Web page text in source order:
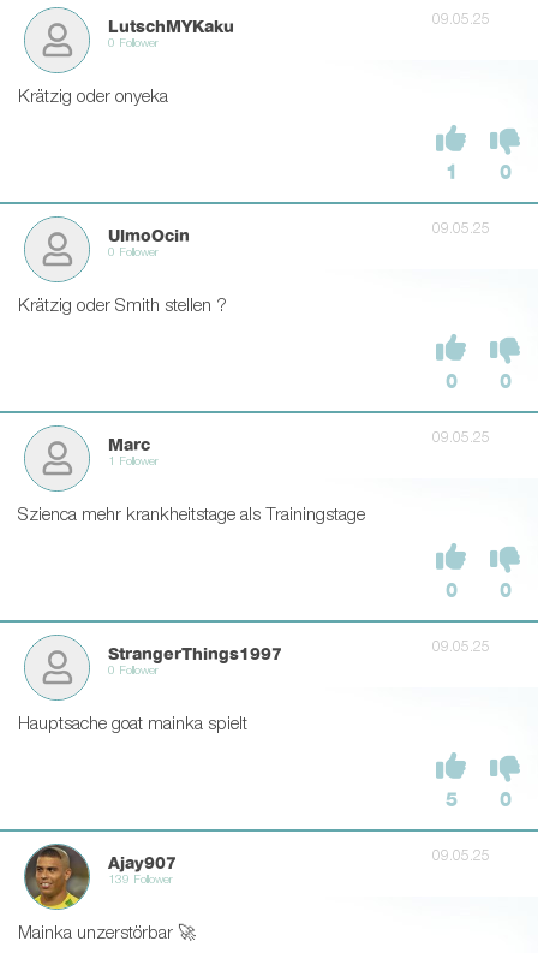
LutschMYKaku
0 Follower
09.05.25
Krätzig oder onyeka
1 0
UlmoOcin
0 Follower
09.05.25
Krätzig oder Smith stellen ?
0 0
Marc
1 Follower
09.05.25
Szienca mehr krankheitstage als Trainingstage
0 0
StrangerThings1997
0 Follower
09.05.25
Hauptsache goat mainka spielt
5 0
Ajay907
139 Follower
09.05.25
Mainka unzerstörbar 🚀